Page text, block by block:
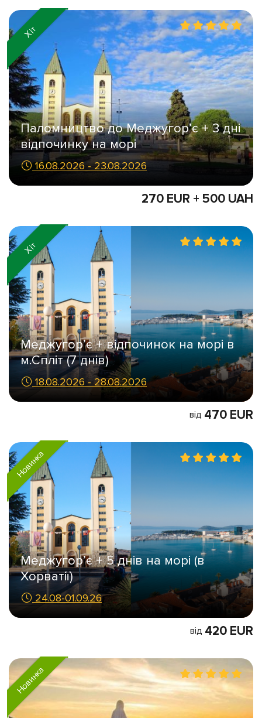
Хіт
Паломництво до Меджугор’є + 3 дні
відпочинку на морі
16.08.2026 - 23.08.2026
270 EUR + 500 UAH
Хіт
Меджугор’є + відпочинок на морі в
м.Спліт (7 днів)
18.08.2026 - 28.08.2026
від 470 EUR
Новинка
Меджугор’є + 5 днів на морі (в
Хорватії)
24.08-01.09.26
від 420 EUR
Новинка